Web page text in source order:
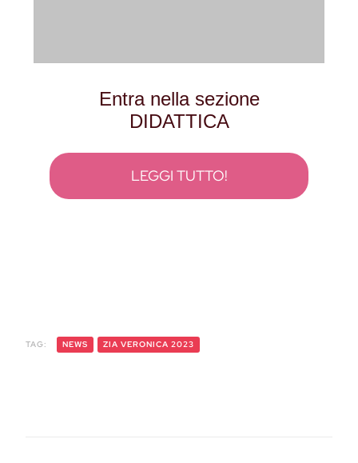
Entra nella sezione
DIDATTICA
LEGGI TUTTO!
TAG: NEWS ZIA VERONICA 2023